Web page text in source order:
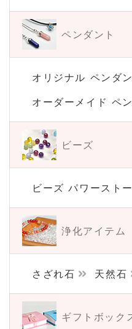
ペンダント
オリジナル ペンダ
オーダーメイド ペ
ビーズ
ビーズ パワースト
浄化アイテム
さざれ石 天然石
ギフトボック